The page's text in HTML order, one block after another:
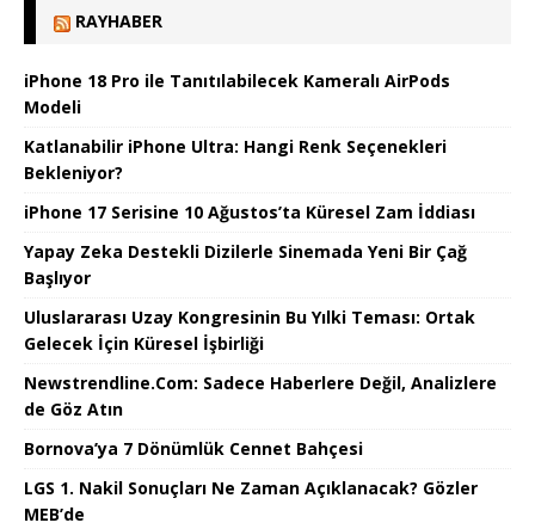
RAYHABER
iPhone 18 Pro ile Tanıtılabilecek Kameralı AirPods
Modeli
Katlanabilir iPhone Ultra: Hangi Renk Seçenekleri
Bekleniyor?
iPhone 17 Serisine 10 Ağustos’ta Küresel Zam İddiası
Yapay Zeka Destekli Dizilerle Sinemada Yeni Bir Çağ
Başlıyor
Uluslararası Uzay Kongresinin Bu Yılki Teması: Ortak
Gelecek İçin Küresel İşbirliği
Newstrendline.Com: Sadece Haberlere Değil, Analizlere
de Göz Atın
Bornova’ya 7 Dönümlük Cennet Bahçesi
LGS 1. Nakil Sonuçları Ne Zaman Açıklanacak? Gözler
MEB’de